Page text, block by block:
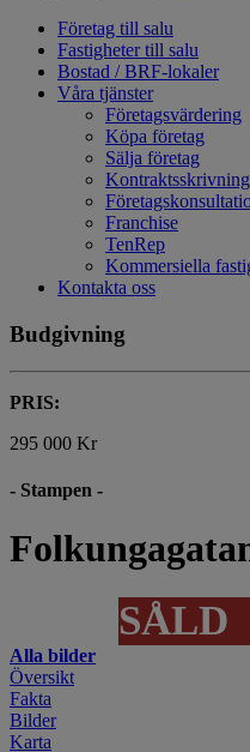
Företag till salu
Fastigheter till salu
Bostad / BRF-lokaler
Våra tjänster
Företagsvärdering
Köpa företag
Sälja företag
Kontraktsskrivning
Franchise
TenRep
Kommersiella
Kontakta oss
Budgivning
PRIS:
295 000 Kr
- Stampen -
SÅLD
Alla bilder
Översikt
Fakta
Bilder
Karta